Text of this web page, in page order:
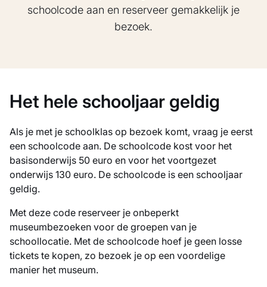
schoolcode aan en reserveer gemakkelijk je
bezoek.
Het hele schooljaar geldig
Als je met je schoolklas op bezoek komt, vraag je eerst
een schoolcode aan. De schoolcode kost voor het
basisonderwijs 50 euro en voor het voortgezet
onderwijs 130 euro. De schoolcode is een schooljaar
geldig.
Met deze code reserveer je onbeperkt
museumbezoeken voor de groepen van je
schoollocatie. Met de schoolcode hoef je geen losse
tickets te kopen, zo bezoek je op een voordelige
manier het museum.